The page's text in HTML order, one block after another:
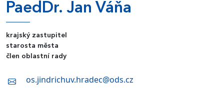
PaedDr. Jan Váňa
krajský zastupitel
starosta města
člen oblastní rady
os.jindrichuv.hradec@ods.cz